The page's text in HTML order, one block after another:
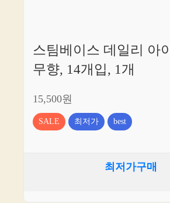
스팀베이스 데일리 아
무향, 14개입, 1개
15,500원
SALE 최저가 best
최저가구매